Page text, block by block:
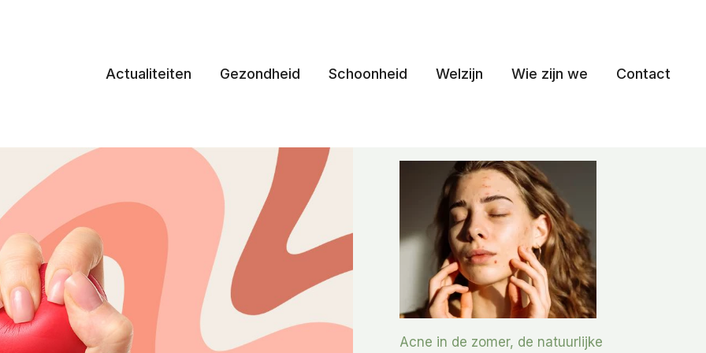
Actualiteiten Gezondheid Schoonheid Welzijn Wie zijn we Contact
Acne in de zomer, de natuurlijke